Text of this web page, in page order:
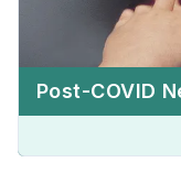
Post-COVID